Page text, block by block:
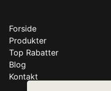
Forside
Produkter
Top Rabatter
Blog
Kontakt